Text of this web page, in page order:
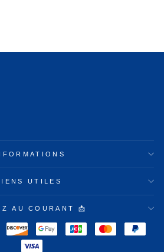
UTILES
AU COURANT 📩